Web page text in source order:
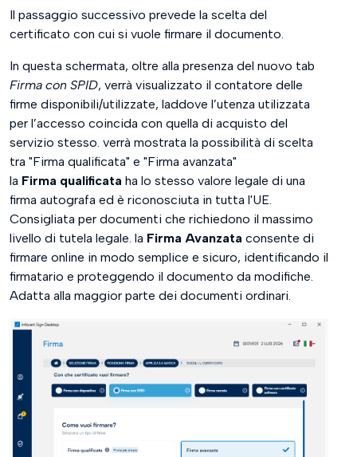
Il passaggio successivo prevede la scelta del
certificato con cui si vuole firmare il documento.
In questa schermata, oltre alla presenza del nuovo tab
Firma con SPID, verrà visualizzato il contatore delle
firme disponibili/utilizzate, laddove l’utenza utilizzata
per l’accesso coincida con quella di acquisto del
servizio stesso. verrà mostrata la possibilità di scelta
tra "Firma qualificata" e "Firma avanzata"
la Firma qualificata ha lo stesso valore legale di una
firma autografa ed è riconosciuta in tutta l'UE.
Consigliata per documenti che richiedono il massimo
livello di tutela legale. la Firma Avanzata consente di
firmare online in modo semplice e sicuro, identificando il
firmatario e proteggendo il documento da modifiche.
Adatta alla maggior parte dei documenti ordinari.